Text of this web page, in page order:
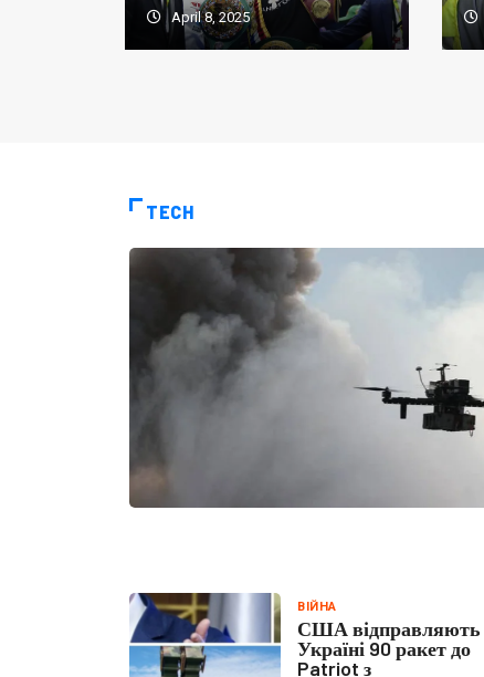
April 8, 2025
TECH
ВІЙНА
США відправляють
Україні 90 ракет до
Patriot з